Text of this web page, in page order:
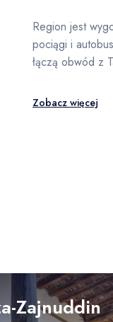
Region jest
pociągi i
łączą obwód z
Zobacz więcej
Zajnuddin